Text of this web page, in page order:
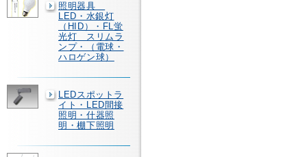
照明器具
LED・水銀灯
（HID）・FL蛍
光灯 スリムラ
ンプ・（電球・
ハロゲン球）
LEDスポットラ
イト・LED間接
照明・什器照
明・棚下照明